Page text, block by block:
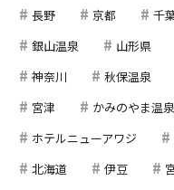
長野
京都 千
銀山温泉
山形県
神奈川
秋保温泉
宮津
かみのやま温泉
ホテルニューアワジ
北海道
伊豆